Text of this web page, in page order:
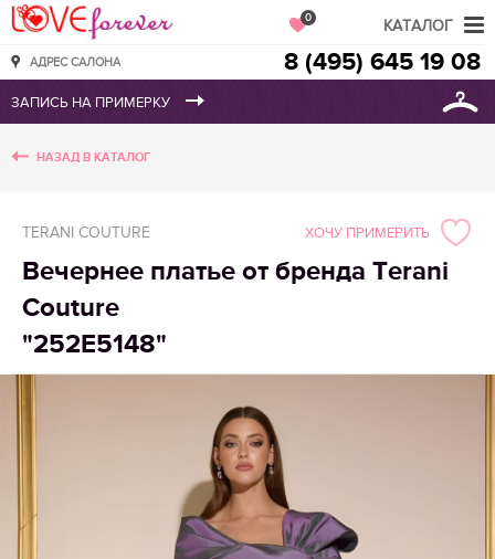
Love Forever
АДРЕС САЛОНА
0
8 (495) 645 19 08
НАЗАД В КАТАЛОГ
TERANI COUTURE
Вечернее платье от бренда Terani
Couture
"252Е5148"
ХОЧУ ПРИМЕРИТЬ
КАТАЛОГ